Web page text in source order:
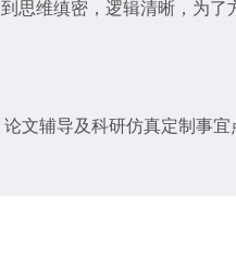
思维缜密，逻辑清晰，为了
文辅导及科研仿真定制事宜